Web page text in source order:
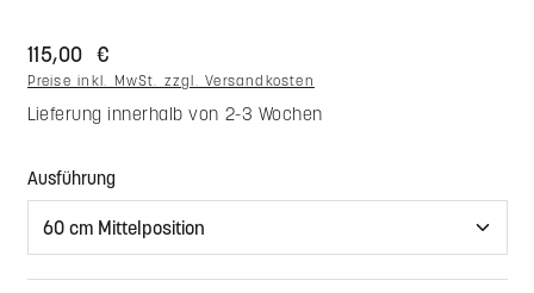
115,00 €
Preise inkl. MwSt. zzgl. Versandkosten
Lieferung innerhalb von 2-3 Wochen
Ausführungauswählen